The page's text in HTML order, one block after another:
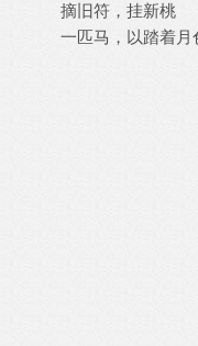
摘旧符，挂新桃
一匹马，以踏着月